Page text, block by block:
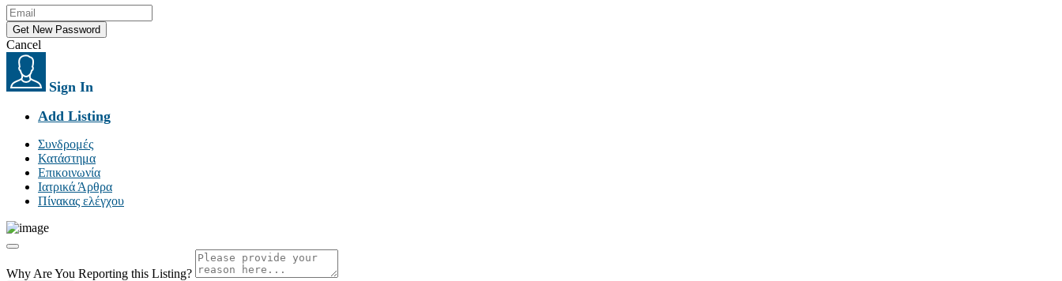
Cancel
Sign In
Add Listing
Συνδρομές
Κατάστημα
Επικοινωνία
Ιατρικά Άρθρα
Πίνακας ελέγχου
Why Are You Reporting this Listing?